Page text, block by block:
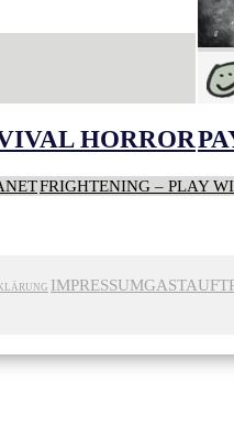
HORROR
FRIGHTENING – PLAY
IMPRESSUM